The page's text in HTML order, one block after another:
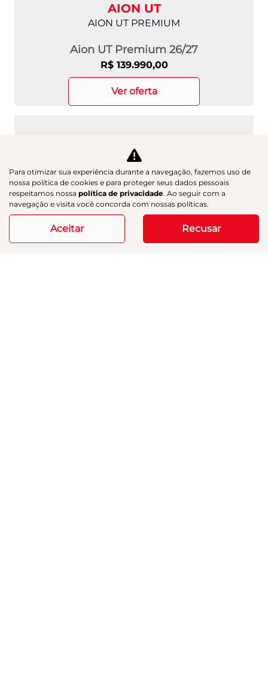
AION UT
AION UT PREMIUM
Aion UT Premium 26/27
R$ 139.990,00
ver oferta
Para otimizar sua experiência durante a navegação, fazemos uso de
nossa política de cookies e para proteger seus dados pessoais
respeitamos nossa política de privacidade. Ao seguir com a
navegação e visita você concorda com nossas políticas.
Aceitar Recusar